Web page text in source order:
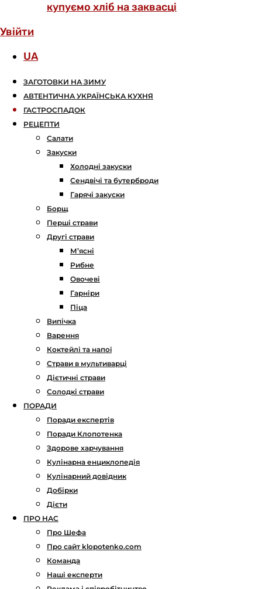
купуємо хліб на заквасці
Увійти
UA
ЗАГОТОВКИ НА ЗИМУ
АВТЕНТИЧНА УКРАЇНСЬКА КУХНЯ
ГАСТРОСПАДОК
РЕЦЕПТИ
Салати
Закуски
Холодні закуски
Сендвічі та бутерброди
Гарячі закуски
Борщ
Перші страви
Другі страви
М’ясні
Рибне
Овочеві
Гарніри
Піца
Випічка
Варення
Коктейлі та напої
Страви в мультиварці
Дієтичні страви
Солодкі страви
ПОРАДИ
Поради експертів
Поради Клопотенка
Здорове харчування
Кулінарна енциклопедія
Кулінарний довідник
Добірки
Дієти
ПРО НАС
Про Шефа
Про сайт klopotenko.com
Команда
Наші експерти